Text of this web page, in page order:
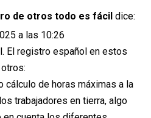
de otros todo es fácil dice:
a las 10:26
El registro español en estos
cálculo de horas máximas a la
trabajadores en tierra, algo